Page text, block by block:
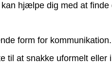
hjælpe dig med at finde
form for kommunikation.
til at snakke uformelt eller